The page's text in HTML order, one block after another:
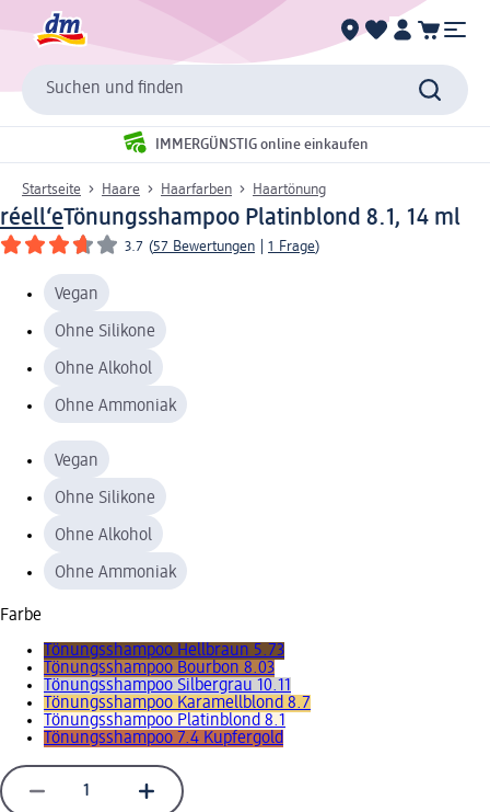
Suchen und finden
IMMERGÜNSTIG online einkaufen
Startseite Haare Haarfarben Haartönung
réell‘eTönungsshampoo Platinblond 8.1, 14 ml
3.7 (57 Bewertungen 1 Frage)
Vegan
Ohne Silikone
Ohne Alkohol
Ohne Ammoniak
Vegan
Ohne Silikone
Ohne Alkohol
Ohne Ammoniak
Farbe
Tönungsshampoo Hellbraun 5.73
Tönungsshampoo Bourbon 8.03
Tönungsshampoo Silbergrau 10.11
Tönungsshampoo Karamellblond 8.7
Tönungsshampoo Platinblond 8.1
Tönungsshampoo 7.4 Kupfergold